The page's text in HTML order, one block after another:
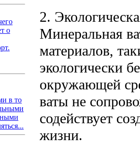
о
в то
2.
Минеральная
материалов,
экологически
окружающей
ваты не
содействует
жизни.